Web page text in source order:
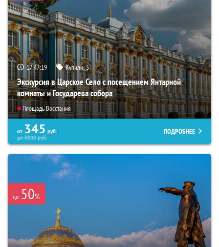
17:47:18 Купили:5
Экскурсия в Царское Село с посещением Янтарной
комнаты и Государева собора
Площадь Восстания
от 345 руб.
до6000руб.
ПОДРОБНЕЕ
до 50%